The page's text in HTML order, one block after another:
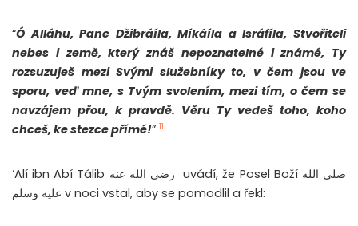
“Ó Alláhu, Pane Džibráíla, Míkáíla a Isráfíla, Stvořiteli
nebes i země, který znáš nepoznatelné i známé, Ty
rozsuzuješ mezi Svými služebníky to, v čem jsou ve
sporu, veď mne, s Tvým svolením, mezi tím, o čem se
navzájem přou, k pravdě. Věru Ty vedeš toho, koho
chceš, ke stezce přímé!” 11
‘Alí ibn Abí Tálib رضي الله عنه uvádí, že Posel Boží صلى الله
عليه وسلم v noci vstal, aby se pomodlil a řekl: